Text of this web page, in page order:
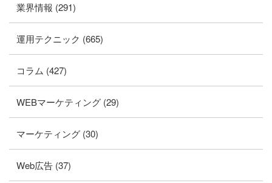
業界情報 (291)
運用テクニック (665)
コラム (427)
WEBマーケティング (29)
マーケティング (30)
Web広告 (37)